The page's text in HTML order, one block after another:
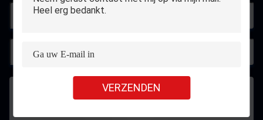
VERZENDEN